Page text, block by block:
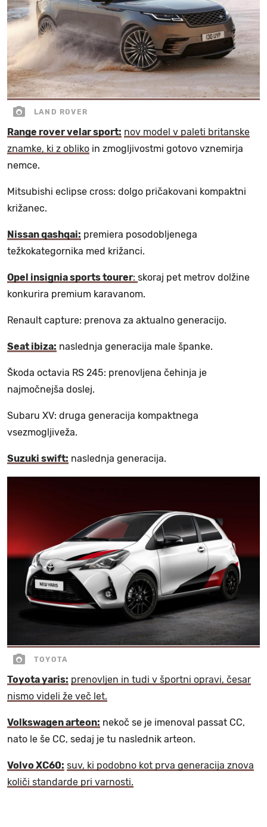
LAND ROVER
Range rover velar sport: nov model v paleti britanske
znamke, ki z obliko in zmogljivostmi gotovo vznemirja
nemce.
Mitsubishi eclipse cross: dolgo pričakovani kompaktni
križanec.
Nissan qashqai: premiera posodobljenega
težkokategornika med križanci.
Opel insignia sports tourer: skoraj pet metrov dolžine
konkurira premium karavanom.
Renault capture: prenova za aktualno generacijo.
Seat ibiza: naslednja generacija male španke.
Škoda octavia RS 245: prenovljena čehinja je
najmočnejša doslej.
Subaru XV: druga generacija kompaktnega
vsezmogljiveža.
Suzuki swift: naslednja generacija.
TOYOTA
Toyota yaris: prenovljen in tudi v športni opravi, česar
nismo videli že več let.
Volkswagen arteon: nekoč se je imenoval passat CC,
nato le še CC, sedaj je tu naslednik arteon.
Volvo XC60: suv, ki podobno kot prva generacija znova
količi standarde pri varnosti.